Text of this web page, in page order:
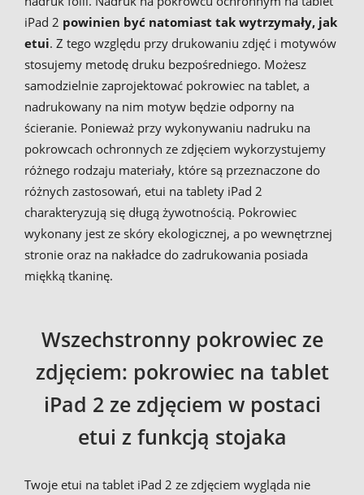
iPad 2 powinien być natomiast tak wytrzymały, jak
etui. Z tego względu przy drukowaniu zdjęć i motywów
stosujemy metodę druku bezpośredniego. Możesz
samodzielnie zaprojektować pokrowiec na tablet, a
nadrukowany na nim motyw będzie odporny na
ścieranie. Ponieważ przy wykonywaniu nadruku na
pokrowcach ochronnych ze zdjęciem wykorzystujemy
różnego rodzaju materiały, które są przeznaczone do
różnych zastosowań, etui na tablety iPad 2
charakteryzują się długą żywotnością. Pokrowiec
wykonany jest ze skóry ekologicznej, a po wewnętrznej
stronie oraz na nakładce do zadrukowania posiada
miękką tkaninę.
Wszechstronny pokrowiec ze
zdjęciem: pokrowiec na tablet
iPad 2 ze zdjęciem w postaci
etui z funkcją stojaka
Twoje etui na tablet iPad 2 ze zdjęciem wygląda nie